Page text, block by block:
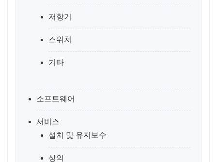
저항기
스위치
기타
소프트웨어
서비스
설치 및 유지보수
상의